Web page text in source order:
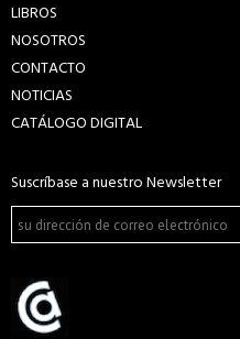
LIBROS
NOSOTROS
CONTACTO
NOTICIAS
CATÁLOGO DIGITAL
Suscríbase a nuestro Newsletter